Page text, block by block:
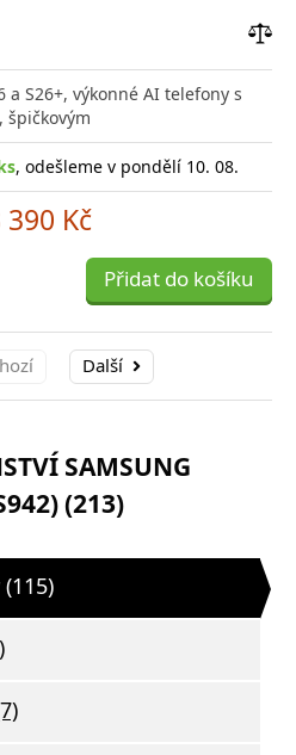
a S26+, výkonné AI telefony s
špičkovým
, odešleme v pondělí 10. 08.
390 Kč
Přidat do košíku
Další
SAMSUNG
(213)